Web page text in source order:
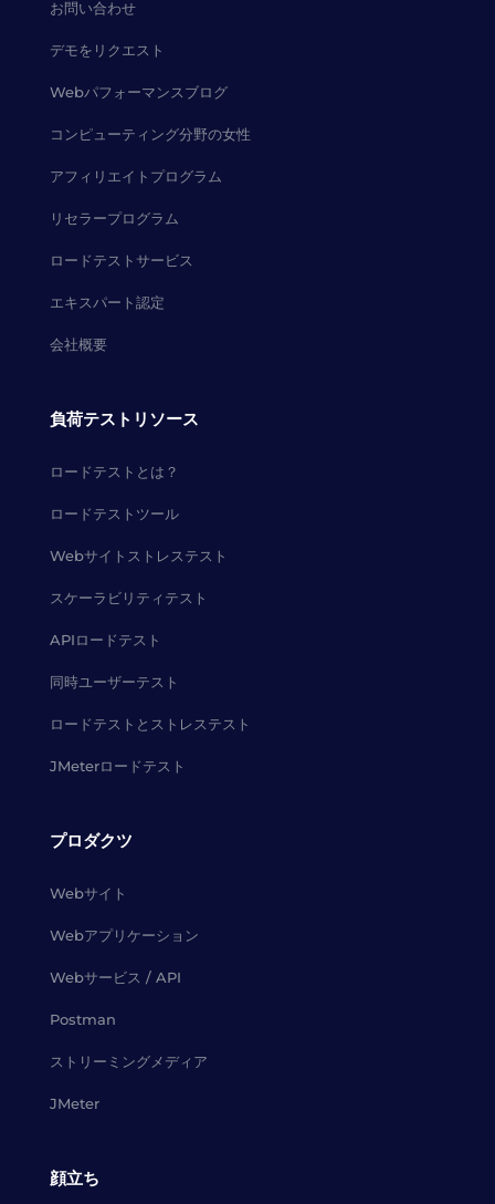
お問い合わせ
デモをリクエスト
Webパフォーマンスブログ
コンピューティング分野の女性
アフィリエイトプログラム
リセラープログラム
ロードテストサービス
エキスパート認定
会社概要
負荷テストリソース
ロードテストとは？
ロードテストツール
Webサイトストレステスト
スケーラビリティテスト
APIロードテスト
同時ユーザーテスト
ロードテストとストレステスト
JMeterロードテスト
プロダクツ
Webサイト
Webアプリケーション
Webサービス / API
Postman
ストリーミングメディア
JMeter
顔立ち